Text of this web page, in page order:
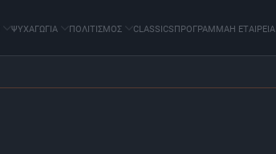
ΨΥΧΑΓΩΓΙΑ ΠΟΛΙΤΙΣΜΟΣ CLASSICSΠΡΟΓΡΑΜΜΑΗ ΕΤΑΙΡΕΙΑ